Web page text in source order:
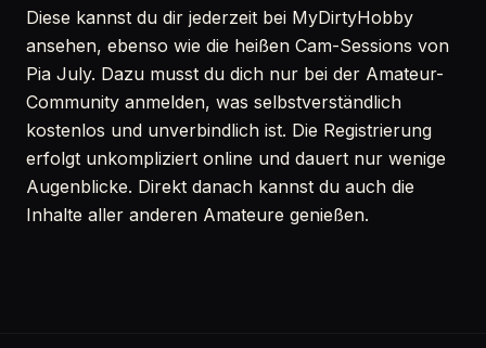
Diese kannst du dir jederzeit bei MyDirtyHobby
ansehen, ebenso wie die heißen Cam-Sessions von
Pia July. Dazu musst du dich nur bei der Amateur-
Community anmelden, was selbstverständlich
kostenlos und unverbindlich ist. Die Registrierung
erfolgt unkompliziert online und dauert nur wenige
Augenblicke. Direkt danach kannst du auch die
Inhalte aller anderen Amateure genießen.